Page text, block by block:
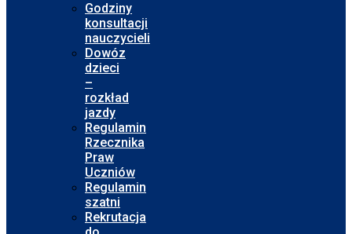
Godziny
konsultacji
nauczycieli
Dowóz
dzieci
–
rozkład
jazdy
Regulamin
Rzecznika
Praw
Uczniów
Regulamin
szatni
Rekrutacja